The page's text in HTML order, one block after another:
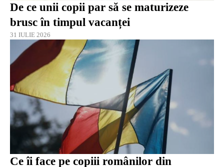
De ce unii copii par să se maturizeze
brusc în timpul vacanței
31 IULIE 2026
Ce îi face pe copiii românilor din